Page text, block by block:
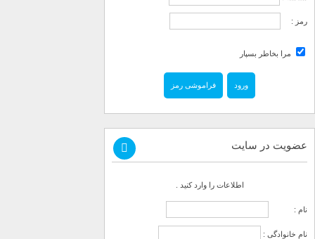
رمز :
مرا بخاطر بسپار
فراموشی رمز
عضویت در سایت
اطلاعات را وارد کنید .
نام :
نام خانوادگی :